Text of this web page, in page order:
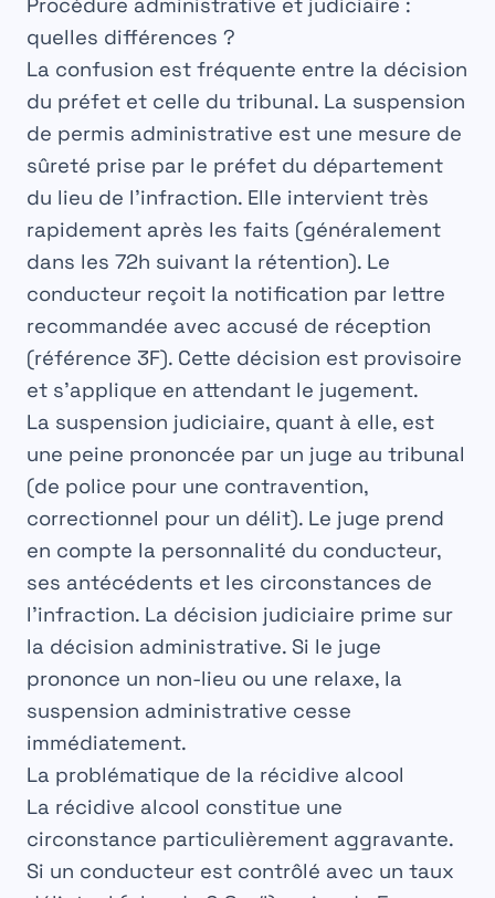
quelles différences ?
La confusion est fréquente entre la décision
du préfet et celle du tribunal. La suspension
de permis administrative est une mesure de
sûreté prise par le préfet du département
du lieu de l’infraction. Elle intervient très
rapidement après les faits (généralement
dans les 72h suivant la rétention). Le
conducteur reçoit la notification par lettre
recommandée avec accusé de réception
(référence 3F). Cette décision est provisoire
et s’applique en attendant le jugement.
La suspension judiciaire, quant à elle, est
une peine prononcée par un juge au tribunal
(de police pour une contravention,
correctionnel pour un délit). Le juge prend
en compte la personnalité du conducteur,
ses antécédents et les circonstances de
l’infraction. La décision judiciaire prime sur
la décision administrative. Si le juge
prononce un non-lieu ou une relaxe, la
suspension administrative cesse
immédiatement.
La problématique de la récidive alcool
La récidive alcool constitue une
circonstance particulièrement aggravante.
Si un conducteur est contrôlé avec un taux